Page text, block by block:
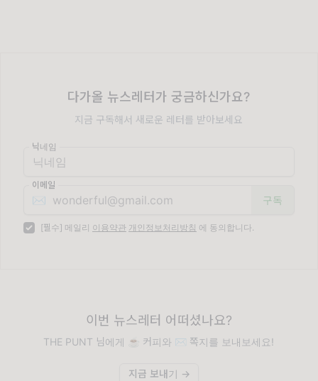
다가올 뉴스레터가 궁금하신가요?
지금 구독해서 새로운 레터를 받아보세요
닉네임
이메일
✉️
[필수] 메일리 이용약관 개인정보처리방침 에 동의합니다.
이번 뉴스레터 어떠셨나요?
THE PUNT 님에게 ☕️ 커피와 ✉️ 쪽지를 보내보세요!
지금 보내기 →